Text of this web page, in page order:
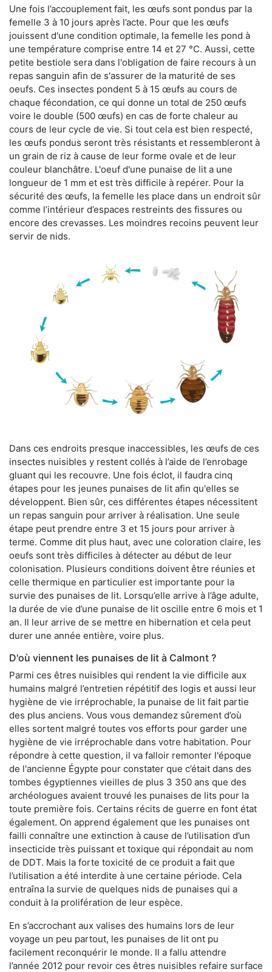
Une fois l’accouplement fait, les œufs sont pondus par la
femelle 3 à 10 jours après l’acte. Pour que les œufs
jouissent d'une condition optimale, la femelle les pond à
une température comprise entre 14 et 27 °C. Aussi, cette
petite bestiole sera dans l'obligation de faire recours à un
repas sanguin afin de s'assurer de la maturité de ses
oeufs. Ces insectes pondent 5 à 15 œufs au cours de
chaque fécondation, ce qui donne un total de 250 œufs
voire le double (500 œufs) en cas de forte chaleur au
cours de leur cycle de vie. Si tout cela est bien respecté,
les œufs pondus seront très résistants et ressembleront à
un grain de riz à cause de leur forme ovale et de leur
couleur blanchâtre. L'oeuf d'une punaise de lit a une
longueur de 1 mm et est très difficile à repérer. Pour la
sécurité des œufs, la femelle les place dans un endroit sûr
comme l’intérieur d’espaces restreints des fissures ou
encore des crevasses. Les moindres recoins peuvent leur
servir de nids.
Dans ces endroits presque inaccessibles, les œufs de ces
insectes nuisibles y restent collés à l’aide de l’enrobage
gluant qui les recouvre. Une fois éclot, il faudra cinq
étapes pour les jeunes punaises de lit afin qu'elles se
développent. Bien sûr, ces différentes étapes nécessitent
un repas sanguin pour arriver à réalisation. Une seule
étape peut prendre entre 3 et 15 jours pour arriver à
terme. Comme dit plus haut, avec une coloration claire, les
oeufs sont très difficiles à détecter au début de leur
colonisation. Plusieurs conditions doivent être réunies et
celle thermique en particulier est importante pour la
survie des punaises de lit. Lorsqu’elle arrive à l’âge adulte,
la durée de vie d’une punaise de lit oscille entre 6 mois et 1
an. Il leur arrive de se mettre en hibernation et cela peut
durer une année entière, voire plus.
D'où viennent les punaises de lit à Calmont ?
Parmi ces êtres nuisibles qui rendent la vie difficile aux
humains malgré l’entretien répétitif des logis et aussi leur
hygiène de vie irréprochable, la punaise de lit fait partie
des plus anciens. Vous vous demandez sûrement d’où
elles sortent malgré toutes vos efforts pour garder une
hygiène de vie irréprochable dans votre habitation. Pour
répondre à cette question, il va falloir remonter l'époque
de l'ancienne Égypte pour constater que c’était dans des
tombes égyptiennes vieilles de plus 3 350 ans que des
archéologues avaient trouvé les punaises de lits pour la
toute première fois. Certains récits de guerre en font état
également. On apprend également que les punaises ont
failli connaître une extinction à cause de l’utilisation d’un
insecticide très puissant et toxique qui répondait au nom
de DDT. Mais la forte toxicité de ce produit a fait que
l’utilisation a été interdite à une certaine période. Cela
entraîna la survie de quelques nids de punaises qui a
conduit à la prolifération de leur espèce.
En s’accrochant aux valises des humains lors de leur
voyage un peu partout, les punaises de lit ont pu
facilement reconquérir le monde. Il a fallu attendre
l’année 2012 pour revoir ces êtres nuisibles refaire surface